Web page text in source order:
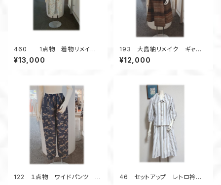
460 1点物 着物リメイ
ク Aラインワンピース ジャン
パースカート 小さいサイズ
¥13,000
193 大島紬リメイク ギャザ
ーフレアスカート ６枚接ぎ
ボーダー柄 茶系
¥12,000
122 １点物 ワイドパンツ 着
46 セットアップ レトロ衿ブラ